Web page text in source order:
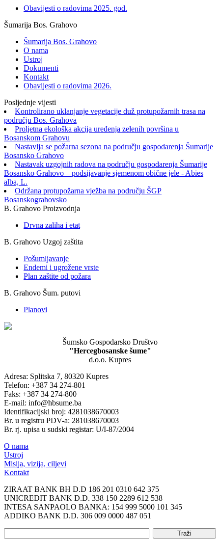
Obavijesti o radovima 2025. god.
Šumarija Bos. Grahovo
Šumarija Bos. Grahovo
O nama
Ustroj
Dokumenti
Kontakt
Obavijesti o radovima 2026.
Posljednje vijesti
Kontrolirano uklanjanje vegetacije duž protupožarnih trasa na
području Bos. Grahova
Proljetna ekološka akcija uređenja zelenih površina u
Bosanskom Grahovu
Nastavlja se požarna sezona na području gospodarenja Šumarije
Bosansko Grahovo
Nastavak uzgojnih radova na području gospodarenja Šumarije
Bosansko Grahovo – podsijavanje sjemenom obične jele - Abies
alba, L.
Održana protupožarna vježba na području ŠGP
Bosanskograhovsko
B. Grahovo Proizvodnja
Drvna zaliha i etat
B. Grahovo Uzgoj zaštita
Pošumljavanje
Endemi i ugrožene vrste
Plan zaštite od požara
B. Grahovo Šum. putovi
Planovi
Šumsko Gospodarsko Društvo
"Hercegbosanske šume"
d.o.o. Kupres
Adresa: Splitska 7, 80320 Kupres
Telefon: +387 34 274-801
Faks: +387 34 274-800
E-mail: info@hbsume.ba
Identifikacijski broj: 4281038670003
Br. u registru PDV-a: 281038670003
Br. rj. upisa u sudski registar: U/I-87/2004
O nama
Ustroj
Misija, vizija, ciljevi
Kontakt
ZIRAAT BANK BH D.D 186 201 0310 642 375
UNICREDIT BANK D.D. 338 150 2289 612 538
INTESA SANPAOLO BANKA: 154 999 5000 101 345
ADDIKO BANK D.D. 306 009 0000 487 051